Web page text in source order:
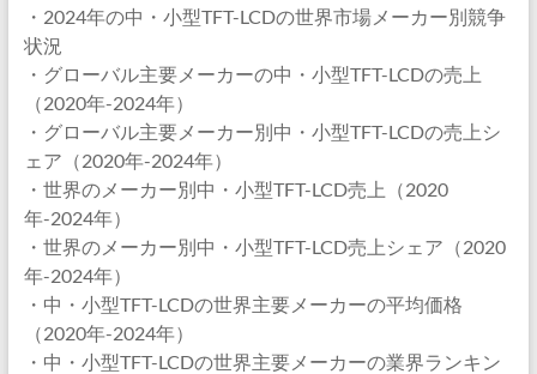
・2024年の中・小型TFT-LCDの世界市場メーカー別競争
状況
・グローバル主要メーカーの中・小型TFT-LCDの売上
（2020年-2024年）
・グローバル主要メーカー別中・小型TFT-LCDの売上シ
ェア（2020年-2024年）
・世界のメーカー別中・小型TFT-LCD売上（2020
年-2024年）
・世界のメーカー別中・小型TFT-LCD売上シェア（2020
年-2024年）
・中・小型TFT-LCDの世界主要メーカーの平均価格
（2020年-2024年）
・中・小型TFT-LCDの世界主要メーカーの業界ランキン